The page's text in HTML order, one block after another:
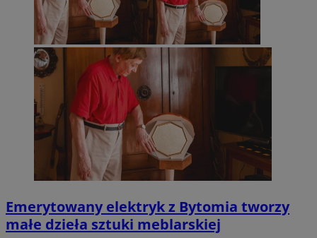
Emerytowany elektryk z Bytomia tworzy
małe dzieła sztuki meblarskiej